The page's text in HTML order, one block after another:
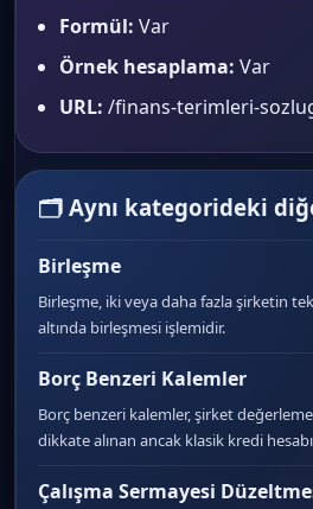
Formül: Var
Örnek hesaplama: Var
URL: /finans-terimleri-
🗂 Aynı kategorideki
Birleşme
Birleşme, iki veya daha fazla şirketin
altında birleşmesi işlemidir.
Borç Benzeri Kalemler
Borç benzeri kalemler, şirket
dikkate alınan ancak klasik kredi
Çalışma Sermayesi